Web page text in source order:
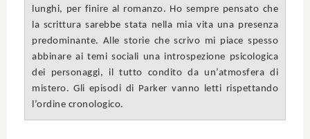
lunghi, per finire al romanzo. Ho sempre pensato che
la scrittura sarebbe stata nella mia vita una presenza
predominante. Alle storie che scrivo mi piace spesso
abbinare ai temi sociali una introspezione psicologica
dei personaggi, il tutto condito da un’atmosfera di
mistero. Gli episodi di Parker vanno letti rispettando
l’ordine cronologico.